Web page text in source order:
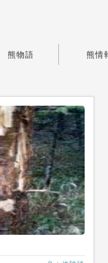
熊物語 熊情